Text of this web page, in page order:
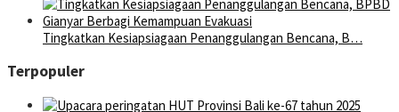
Tingkatkan Kesiapsiagaan Penanggulangan Bencana, B…
Terpopuler